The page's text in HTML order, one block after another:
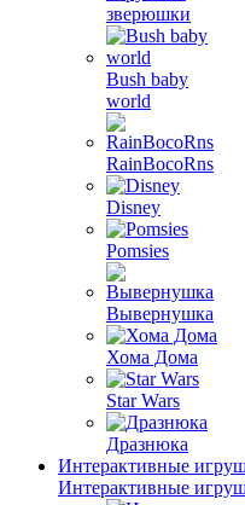
зверюшки
Bush baby
world
RainBocoRns
Disney
Pomsies
Вывернушка
Хома Дома
Star Wars
Дразнюка
Интерактивные
Интерактивные